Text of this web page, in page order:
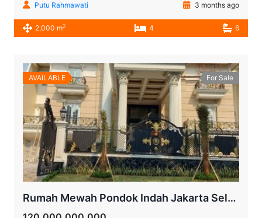
Putu Rahmawati
3 months ago
2,000 m2 4 6
AVAILABLE For Sale
Rumah Mewah Pondok Indah Jakarta Selatan Dekat Bukit Golf dengan Desain Royal Classic Eropa